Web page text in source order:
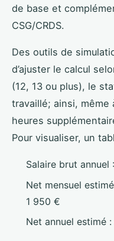
de base et
CSG/CRDS.
Des outils de
d’ajuster le calcul
(12, 13 ou plus), le
travaillé; ainsi,
heures
Pour visualiser, un
Salaire brut
Net mensuel
1 950 €
Net annuel estimé